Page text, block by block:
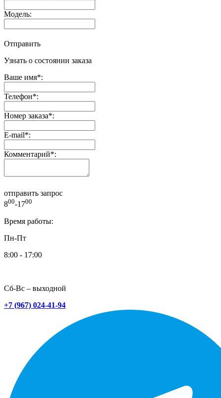
Модель:
Отправить
Узнать о состоянии заказа
Ваше имя*:
Телефон*:
Номер заказа*:
E-mail*:
Комментарий*:
отправить запрос
800-1700
Время работы:
Пн-Пт
8:00 - 17:00
Сб-Вс – выходной
+7 (967) 024-41-94